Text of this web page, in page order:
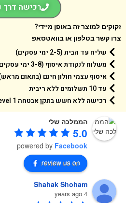
רכישה דרך נציג
למוצר זה באופן מיידי?
קשר בטלפון או בוואטסאפ
שליח עד הבית (2-5 ימי עסקים)
משלוח לנקודת איסוף (3-8 ימי עסקים)
איסוף עצמי חולון חינם (בתאום מראש)
עד 10 תשלומים ללא ריבית
רכישה ללא חשש בתקן אבטחה 1 PCI Level
הממלכה שלי
5.0
powered byFacebook
review us on
Shahak Shoham
4 years ago